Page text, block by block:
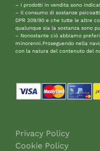
– I prodotti in vendita sono
– Il consumo di sostanze
DPR 309/90 e che tutte le altre
qualunque sia la sostanza sono
– Nonostante ciò abbiamo
minorenni.Proseguendo nella
con la natura del contenuto del
Privacy Policy
Cookie Policy